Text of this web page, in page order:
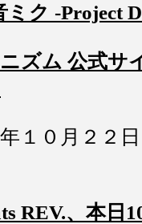
ミク -Project
ズム 公式サ
１０月２２
REV.、本日